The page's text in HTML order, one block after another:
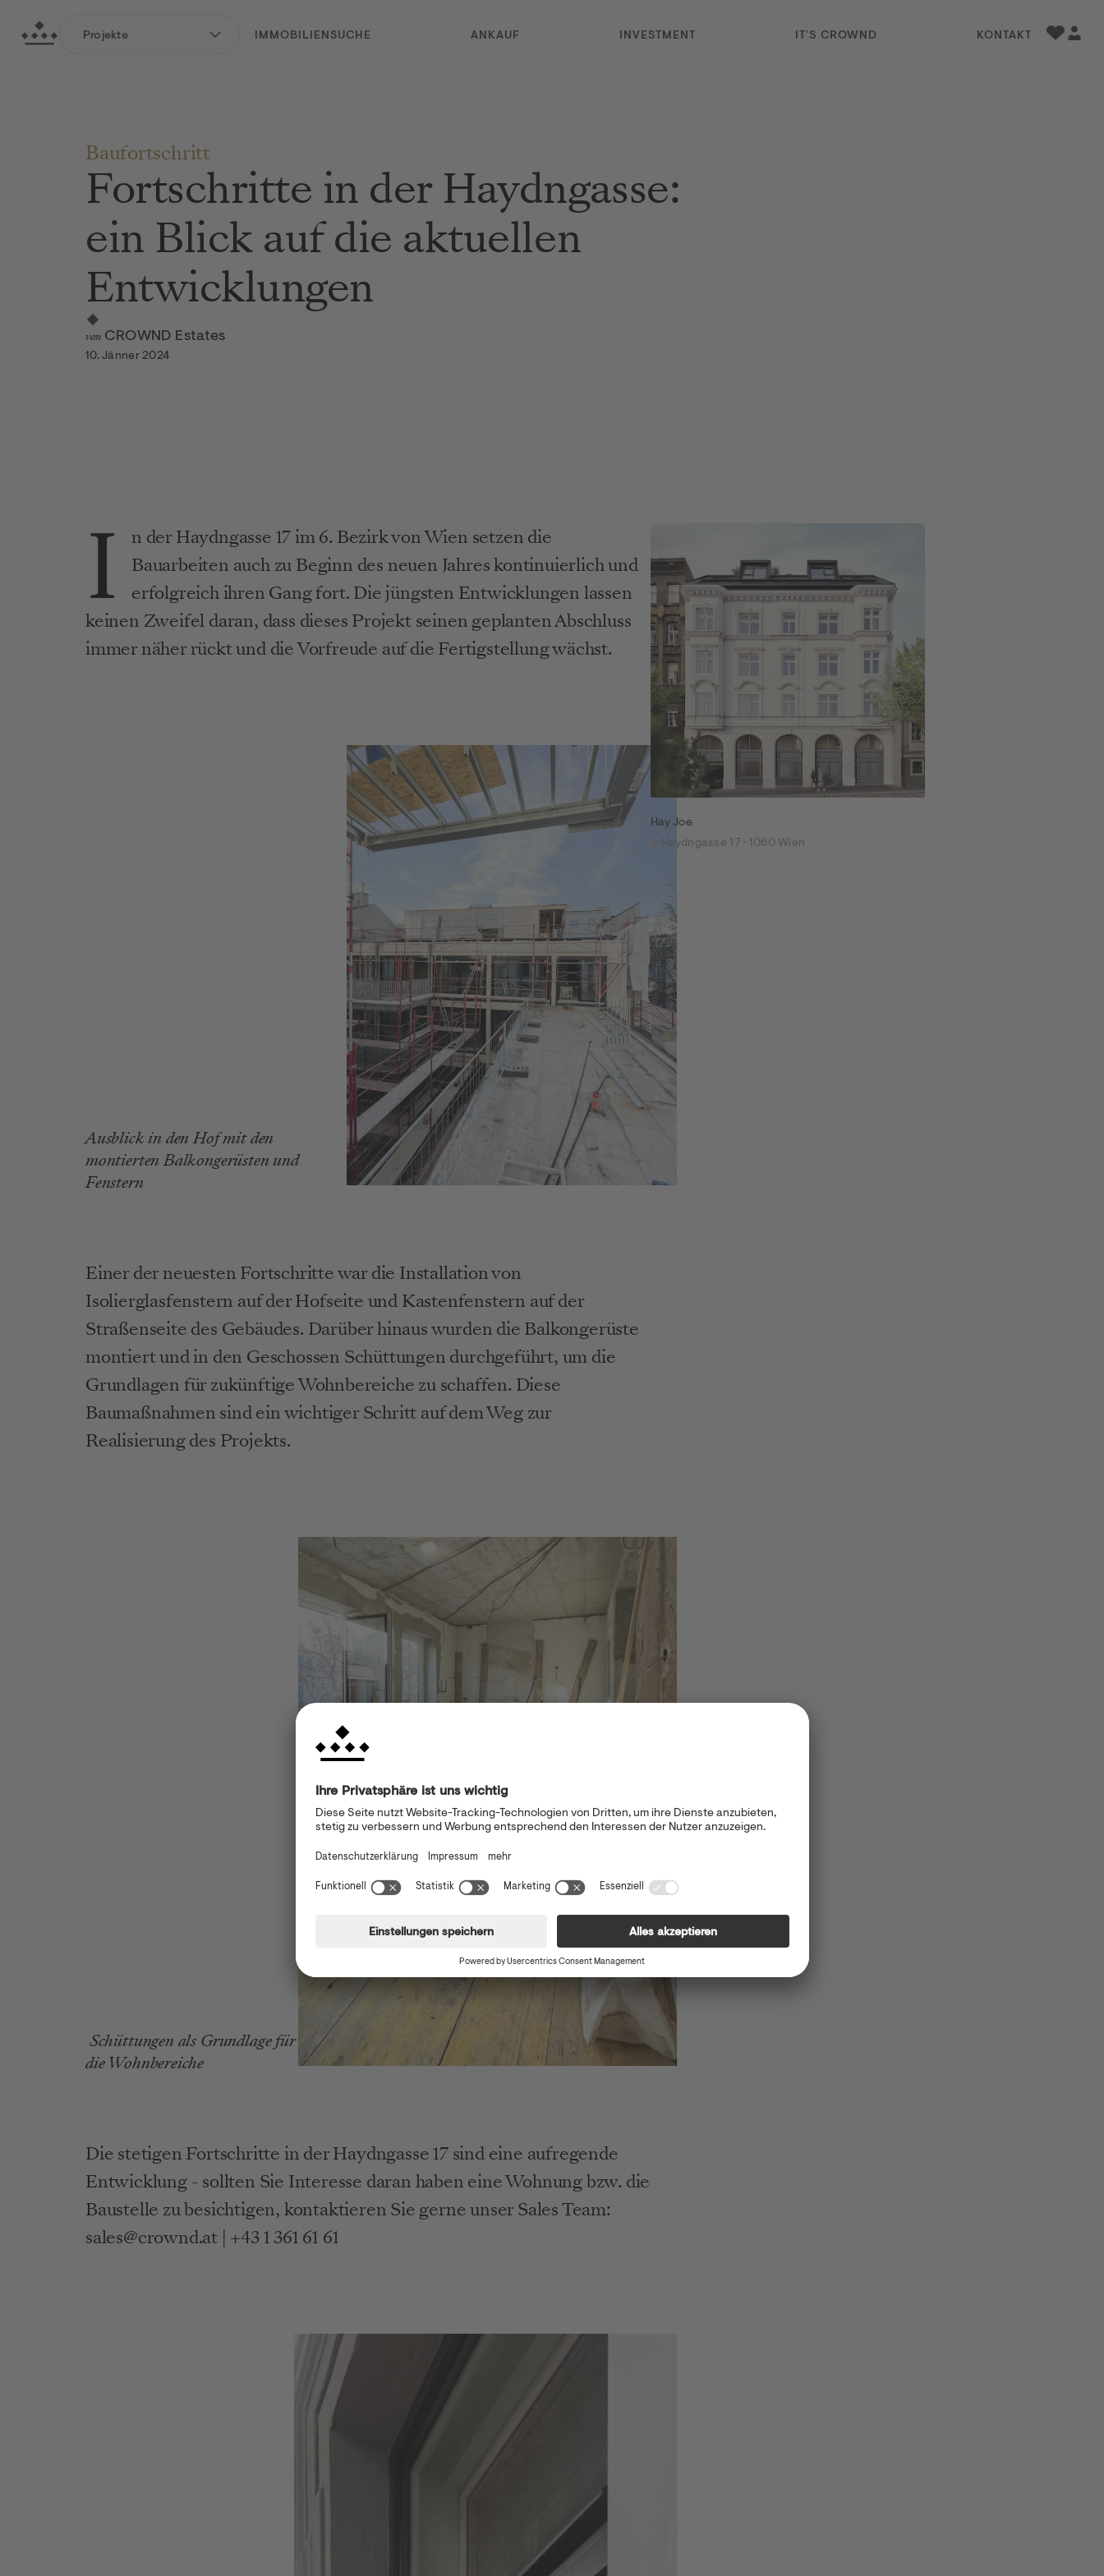
zum Hauptinhalt springen
zur Hauptnavigation springen
Projekte IMMOBILIENSUCHE ANKAUF INVESTMENT IT'S CROWND KONTAKT Profil
Baufortschritt
Fortschritte in der Haydngasse:
ein Blick auf die aktuellen
Entwicklungen
von CROWND Estates
10. Jänner 2024
I
n der Haydngasse 17 im 6. Bezirk von Wien setzen die
Bauarbeiten auch zu Beginn des neuen Jahres kontinuierlich und
erfolgreich ihren Gang fort. Die jüngsten Entwicklungen lassen
keinen Zweifel daran, dass dieses Projekt seinen geplanten Abschluss
immer näher rückt und die Vorfreude auf die Fertigstellung wächst.
Ausblick in den Hof mit den
montierten Balkongerüsten und
Fenstern
Einer der neuesten Fortschritte war die Installation von
Isolierglasfenstern auf der Hofseite und Kastenfenstern auf der
Straßenseite des Gebäudes. Darüber hinaus wurden die Balkongerüste
montiert und in den Geschossen Schüttungen durchgeführt, um die
Grundlagen für zukünftige Wohnbereiche zu schaffen. Diese
Baumaßnahmen sind ein wichtiger Schritt auf dem Weg zur
Realisierung des Projekts.
die Wohnbereiche
Die stetigen Fortschritte in der Haydngasse 17 sind eine aufregende
Entwicklung - sollten Sie Interesse daran haben eine Wohnung bzw. die
Baustelle zu besichtigen, kontaktieren Sie gerne unser Sales Team:
sales@crownd.at | +43 1 361 61 61
Hay Joe
Haydngasse 17 · 1060 Wien